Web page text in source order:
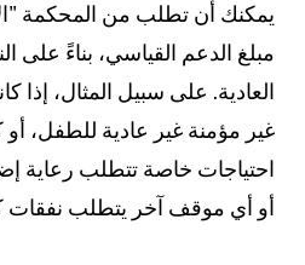
يمكنك أن تطلب من المحكمة
مبلغ الدعم القياسي، بناءً على
العادية. على سبيل المثال، إذا
غير مؤمنة غير عادية للطفل،
احتياجات خاصة تتطلب رعاية
أو أي موقف آخر يتطلب نفقات